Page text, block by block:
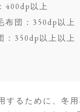
400dp以上
布団：350dp以上
：350dp以上以上
するために、冬